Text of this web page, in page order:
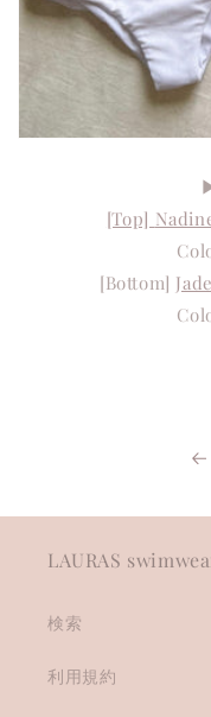
[Top]
[Bottom]
LAURAS
検索
利用規約